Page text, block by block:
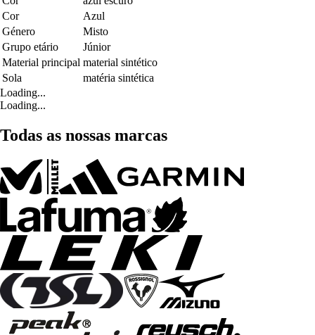
Cor
Azul
Género
Misto
Grupo etário
Júnior
Material principal material sintético
Sola
matéria sintética
Loading...
Loading...
Todas as nossas marcas